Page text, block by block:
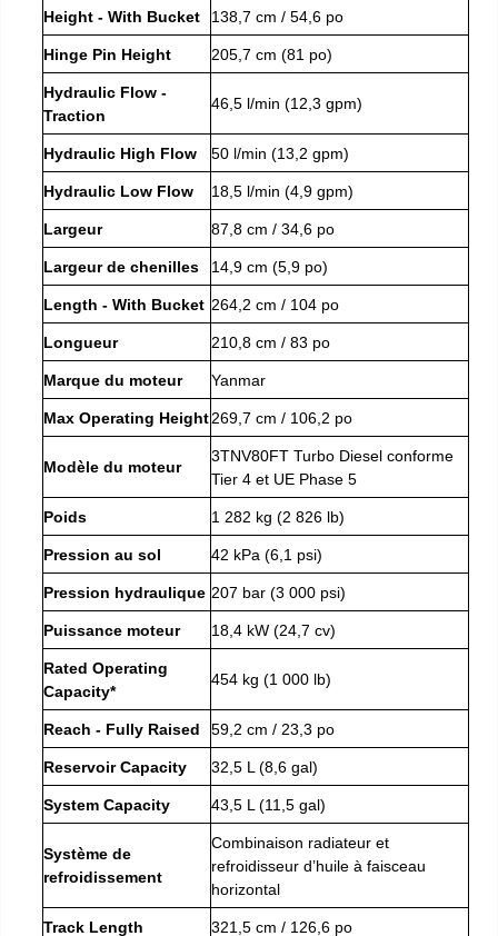
Height - With Bucket 138,7 cm / 54,6 po
Hinge Pin Height 205,7 cm (81 po)
Hydraulic Flow -
Traction
46,5 l/min (12,3 gpm)
Hydraulic High Flow 50 l/min (13,2 gpm)
Hydraulic Low Flow 18,5 l/min (4,9 gpm)
Largeur 87,8 cm / 34,6 po
Largeur de chenilles 14,9 cm (5,9 po)
Length - With Bucket 264,2 cm / 104 po
Longueur 210,8 cm / 83 po
Marque du moteur Yanmar
Max Operating Height269,7 cm / 106,2 po
Modèle du moteur
3TNV80FT Turbo Diesel conforme
Tier 4 et UE Phase 5
Poids 1 282 kg (2 826 lb)
Pression au sol 42 kPa (6,1 psi)
Pression hydraulique 207 bar (3 000 psi)
Puissance moteur 18,4 kW (24,7 cv)
Rated Operating
Capacity*
454 kg (1 000 lb)
Reach - Fully Raised 59,2 cm / 23,3 po
Reservoir Capacity 32,5 L (8,6 gal)
System Capacity 43,5 L (11,5 gal)
Système de
refroidissement
Combinaison radiateur et
refroidisseur d’huile à faisceau
horizontal
Track Length 321,5 cm / 126,6 po